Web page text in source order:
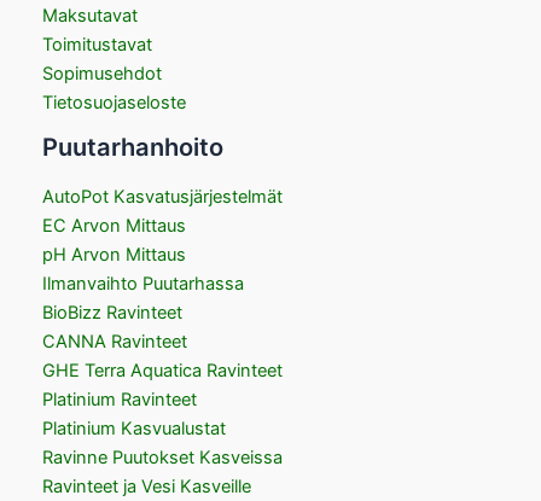
Maksutavat
Toimitustavat
Sopimusehdot
Tietosuojaseloste
Puutarhanhoito
AutoPot Kasvatusjärjestelmät
EC Arvon Mittaus
pH Arvon Mittaus
Ilmanvaihto Puutarhassa
BioBizz Ravinteet
CANNA Ravinteet
GHE Terra Aquatica Ravinteet
Platinium Ravinteet
Platinium Kasvualustat
Ravinne Puutokset Kasveissa
Ravinteet ja Vesi Kasveille